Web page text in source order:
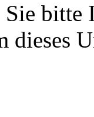
Sie bitte
dieses